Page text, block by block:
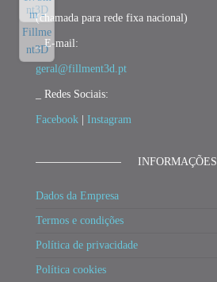
(chamada para rede fixa nacional)
_ E-mail:
geral@fillment3d.pt
_ Redes Sociais:
Facebook Instagram
INFORMAÇÕES
Dados da Empresa
Termos e condições
Política de privacidade
Política cookies